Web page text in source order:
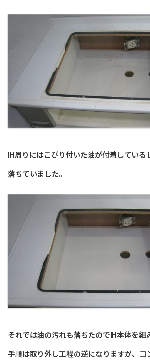
IH周りにはこびり付いた油が付着している
落ちていました。
それでは油の汚れも落ちたのでIH本体を組
手順は取り外し工程の逆になりますが、コ